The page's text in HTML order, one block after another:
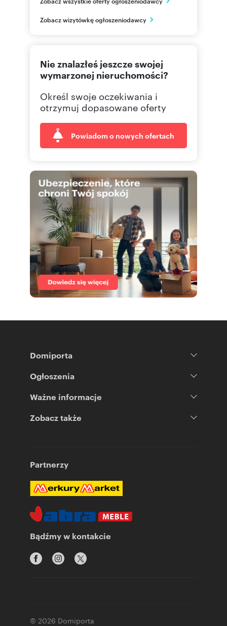
71 310
Zobacz wizytówkę ogłoszeniodawcy
Nie znalazłeś jeszcze swojej
wymarzonej nieruchomości?
Określ swoje oczekiwania i
otrzymuj dopasowane oferty
Powiadom o nowych ofertach
Domiporta
Ogłoszenia
Ważne informacje
Zobacz także
Partnerzy
Bądźmy w kontakcie
© 2026 Domiporta